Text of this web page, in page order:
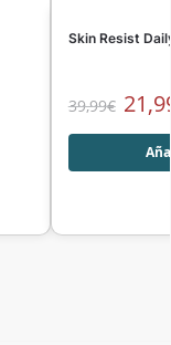
Skin Resist
39,99€